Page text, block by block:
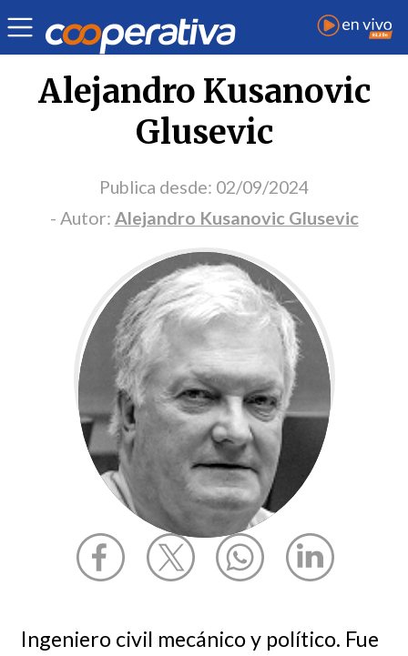
Portada Opinión
Alejandro Kusanovic
Glusevic
Publica desde: 02/09/2024
- Autor: Alejandro Kusanovic Glusevic
Ingeniero civil mecánico y político. Fue